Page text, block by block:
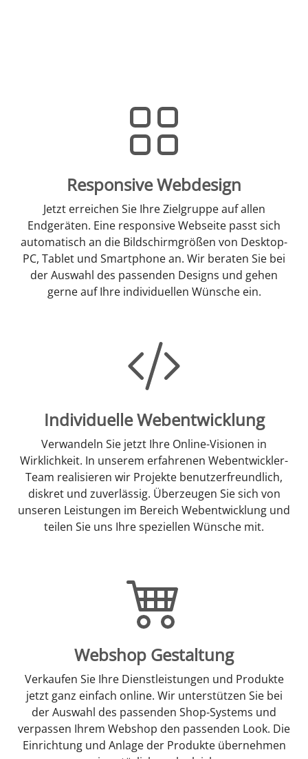
Responsive Webdesign
Jetzt erreichen Sie Ihre Zielgruppe auf allen
Endgeräten. Eine responsive Webseite passt sich
automatisch an die Bildschirmgrößen von Desktop-
PC, Tablet und Smartphone an. Wir beraten Sie bei
der Auswahl des passenden Designs und gehen
gerne auf Ihre individuellen Wünsche ein.
Individuelle Webentwicklung
Verwandeln Sie jetzt Ihre Online-Visionen in
Wirklichkeit. In unserem erfahrenen Webentwickler-
Team realisieren wir Projekte benutzerfreundlich,
diskret und zuverlässig. Überzeugen Sie sich von
unseren Leistungen im Bereich Webentwicklung und
teilen Sie uns Ihre speziellen Wünsche mit.
Webshop Gestaltung
Verkaufen Sie Ihre Dienstleistungen und Produkte
jetzt ganz einfach online. Wir unterstützen Sie bei
der Auswahl des passenden Shop-Systems und
verpassen Ihrem Webshop den passenden Look. Die
Einrichtung und Anlage der Produkte übernehmen